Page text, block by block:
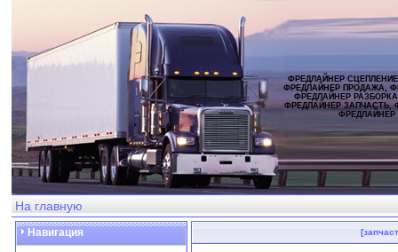
ФРЕДЛАЙНЕР
ФРЕДЛАЙНЕР ПРОДАЖА,
ФРЕДЛАЙНЕР
ФРЕДЛАЙНЕР ЗАПЧАСТЬ,
ФРЕДЛАЙНЕР
На главную
Навигация